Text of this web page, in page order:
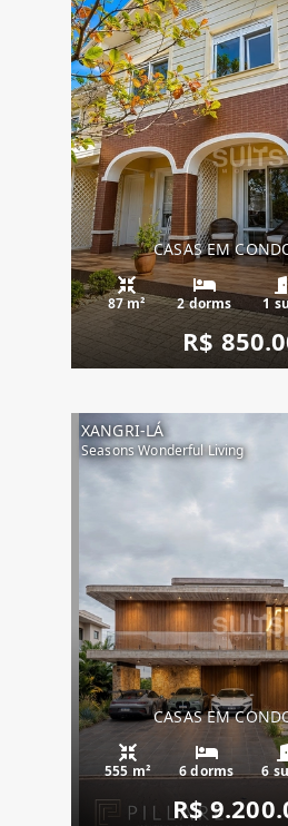
CASAS EM
87 m² 2 dorms 1
R$
XANGRI-LÁ
Seasons Wonderful Living
CASAS EM
555 m² 6 dorms 6
R$